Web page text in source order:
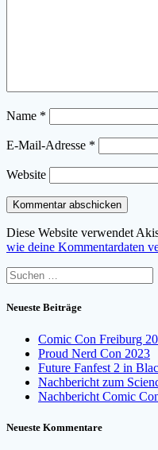
Name *
E-Mail-Adresse *
Website
Diese Website verwendet
wie deine Kommentardaten
Suchen
nach:
Neueste Beiträge
Comic Con Freiburg
Proud Nerd Con 2023
Future Fanfest 2 in
Nachbericht zum
Nachbericht Comic
Neueste Kommentare